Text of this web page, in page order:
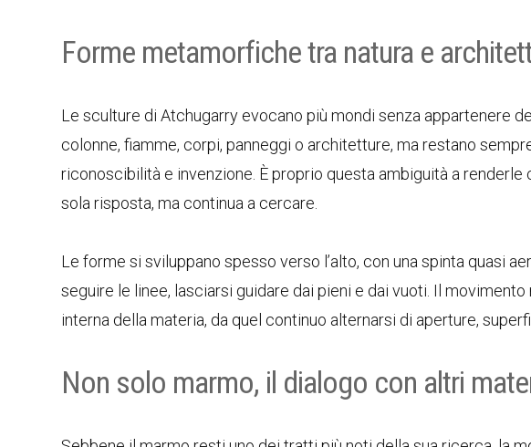
Forme metamorfiche tra natura e
Le sculture di Atchugarry evocano più mondi senza appartenere
colonne, fiamme, corpi, panneggi o architetture, ma restano
riconoscibilità e invenzione. È proprio questa ambiguità a
sola risposta, ma continua a cercare.
Le forme si sviluppano spesso verso l’alto, con una spinta quasi
seguire le linee, lasciarsi guidare dai pieni e dai vuoti. Il
interna della materia, da quel continuo alternarsi di aperture,
Non solo marmo, il dialogo con altri